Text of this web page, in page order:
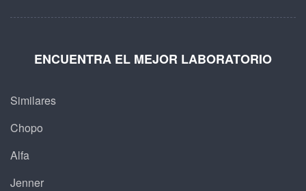
ENCUENTRA EL MEJOR LABORATORIO
Similares
Chopo
Alfa
Jenner